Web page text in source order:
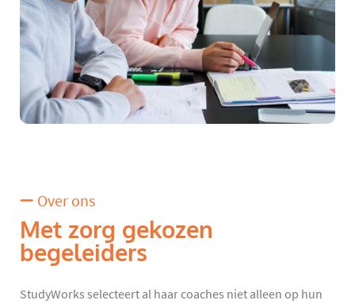
Over ons
Met zorg gekozen
begeleiders
StudyWorks selecteert al haar coaches niet alleen op hun